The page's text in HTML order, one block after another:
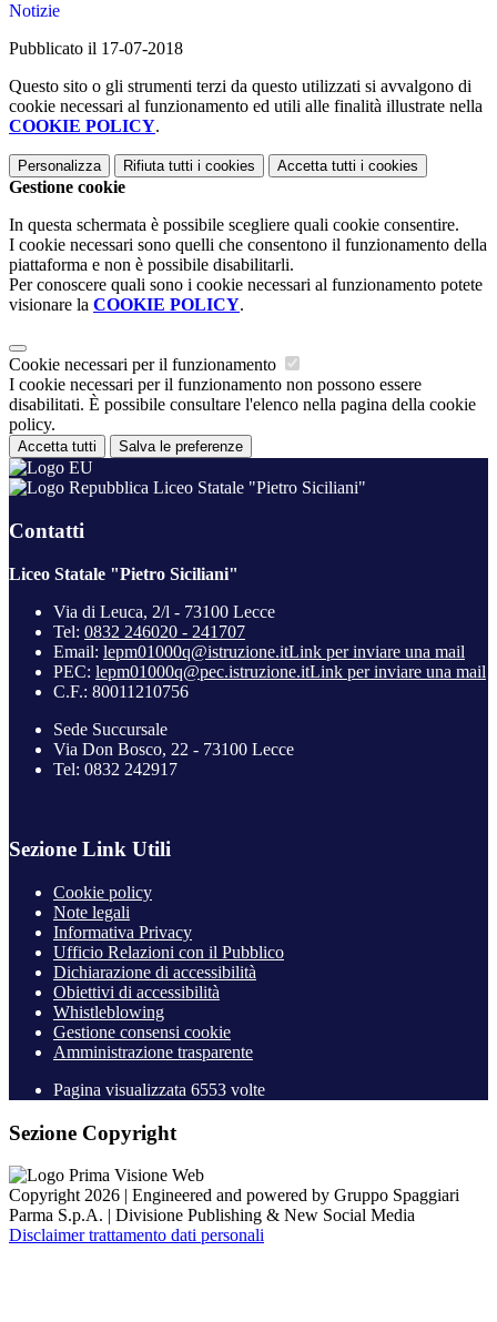
Notizie
Pubblicato il 17-07-2018
Questo sito o gli strumenti terzi da questo utilizzati si avvalgono di
cookie necessari al funzionamento ed utili alle finalità illustrate nella
COOKIE POLICY.
Personalizza Rifiuta tutti i cookies Accetta tutti i cookies
Gestione cookie
In questa schermata è possibile scegliere quali cookie consentire.
I cookie necessari sono quelli che consentono il funzionamento della
piattaforma e non è possibile disabilitarli.
Per conoscere quali sono i cookie necessari al funzionamento potete
visionare la COOKIE POLICY.
Cookie necessari per il funzionamento
I cookie necessari per il funzionamento non possono essere
disabilitati. È possibile consultare l'elenco nella pagina della cookie
policy.
Accetta tutti Salva le preferenze
Liceo Statale "Pietro Siciliani"
Contatti
Liceo Statale "Pietro Siciliani"
Via di Leuca, 2/l - 73100 Lecce
Tel: 0832 246020 - 241707
Email: lepm01000q@istruzione.itLink per inviare una mail
PEC: lepm01000q@pec.istruzione.itLink per inviare una mail
C.F.: 80011210756
Sede Succursale
Via Don Bosco, 22 - 73100 Lecce
Tel: 0832 242917
Sezione Link Utili
Cookie policy
Note legali
Informativa Privacy
Ufficio Relazioni con il Pubblico
Dichiarazione di accessibilità
Obiettivi di accessibilità
Whistleblowing
Gestione consensi cookie
Amministrazione trasparente
Pagina visualizzata 6553 volte
Sezione Copyright
Copyright 2026 | Engineered and powered by Gruppo Spaggiari
Parma S.p.A. | Divisione Publishing & New Social Media
Disclaimer trattamento dati personali